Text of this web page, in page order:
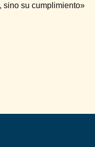
sino su cumplimiento»